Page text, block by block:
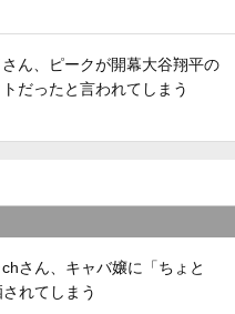
さん、ピークが開幕大谷翔平の
だったと言われてしまう
chさん、キャバ嬢に「ちょと
されてしまう